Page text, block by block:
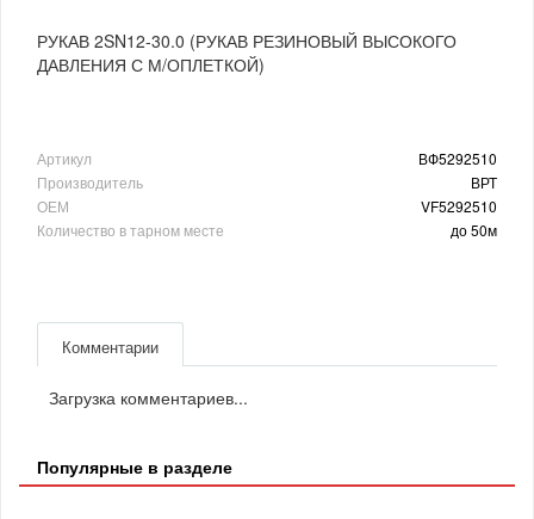
РУКАВ 2SN12-30.0 (РУКАВ РЕЗИНОВЫЙ ВЫСОКОГО
ДАВЛЕНИЯ С М/ОПЛЕТКОЙ)
Артикул
ВФ5292510
Производитель
ВРТ
ОЕМ
VF5292510
Количество в тарном месте
до 50м
Комментарии
Загрузка комментариев...
Популярные в разделе